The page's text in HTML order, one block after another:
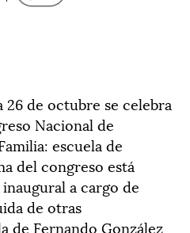
26 de octubre se celebra
Nacional de
escuela de
del congreso está
a cargo de
de otras
de Fernando González